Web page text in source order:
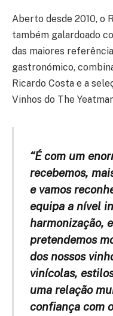
Aberto desde 2010, o
também galardoado
das maiores
gastronómico,
Ricardo Costa e a
Vinhos do The
“É com um
recebemos,
e vamos
equipa a nível
harmonização,
pretendemos
dos nossos
vinícolas,
uma relação
confiança com